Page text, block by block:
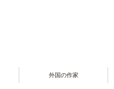
外国の作家